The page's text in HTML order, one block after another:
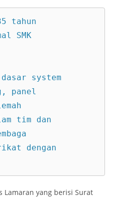
tahun
SMK
system
panel
tim dan
dengan
Lamaran yang berisi Surat